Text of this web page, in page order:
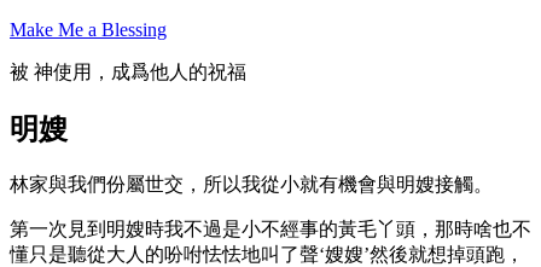
Skip
content
Make Me a Blessing
被 神使用，成爲他人的祝福
明嫂
林家與我們份屬世交，所以我從小就有機會與明嫂接觸。
第一次見到明嫂時我不過是小不經事的黃毛丫頭，那時啥也不
懂只是聽從大人的吩咐怯怯地叫了聲‘嫂嫂’然後就想掉頭跑，